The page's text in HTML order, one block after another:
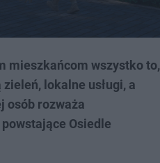
mieszkańcom wszystko to,
lokalne usługi, a
osób rozważa
Osiedle